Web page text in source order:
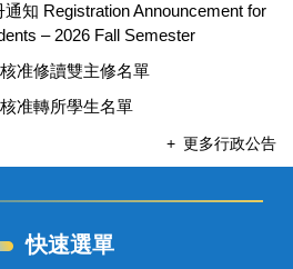
知 Registration Announcement for
– 2026 Fall Semester
准修讀雙主修名單
准轉所學生名單
更多行政公告
快速選單